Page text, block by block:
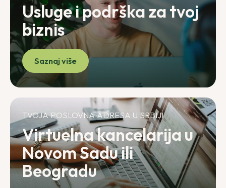
Usluge i podrška za tvoj
biznis
Saznaj više
TVOJA POSLOVNA ADRESA U SRBIJI
Virtuelna kancelarija u
Novom Sadu ili
Beogradu